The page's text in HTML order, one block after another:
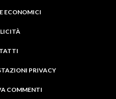
ECONOMICI
PRIVACY
COMMENTI